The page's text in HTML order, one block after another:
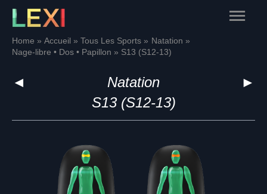
Skip
content
Main
Home Accueil Tous Les Sports
Natation
Nage-libre • Dos • Papillon
S13 (S12-13)
◄ ►
Natation
S13 (S12-13)